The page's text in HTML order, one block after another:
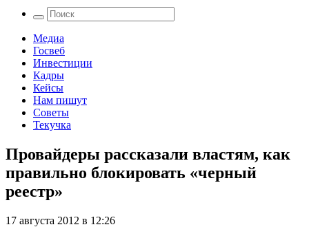
Медиа
Госвеб
Инвестиции
Кадры
Кейсы
Нам пишут
Советы
Текучка
Провайдеры рассказали властям, как
правильно блокировать «черный
реестр»
17 августа 2012 в 12:26